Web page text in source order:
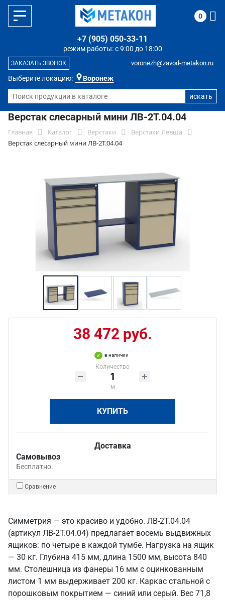
Выберите локацию: Воронеж
режим работы: с 9:00 до 18:00
+7 (905) 050-33-11
voronezh@zavod-metakon.ru
ЗАКАЗАТЬ ЗВОНОК
0
Верстак слесарный мини ЛВ-2Т.04.04
Главная Каталог Верстаки
Верстаки Левша
Верстак слесарный мини ЛВ-2Т.04.04
38 472 руб.
в наличии
Количество
м
КУПИТЬ
Доставка
Самовывоз
Бесплатно.
Сравнение
Симметрия — это красиво и удобно. ЛВ-2Т.04.04
(артикул ЛВ-2Т.04.04) предлагает восемь выдвижных
ящиков: по четыре в каждой тумбе. Нагрузка на ящик
— 30 кг. Глубина 415 мм, длина 1500 мм, высота 840
мм. Столешница из фанеры 16 мм с оцинкованным
листом 1 мм выдерживает 200 кг. Каркас стальной с
порошковым покрытием — синий или серый. Вес 71,8